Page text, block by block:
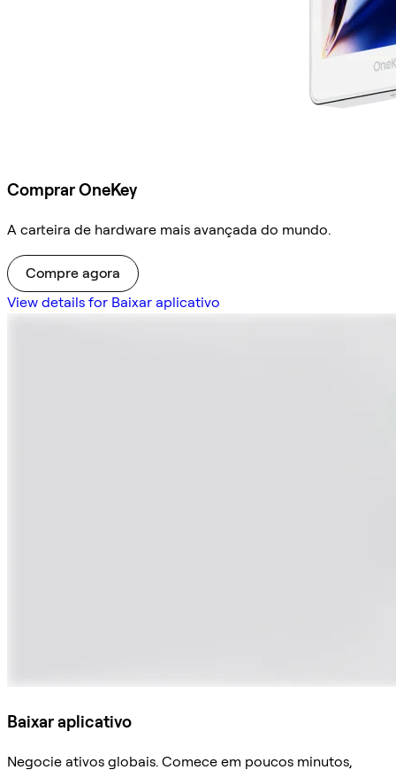
Comprar OneKey
A carteira de hardware mais avançada do mundo.
Compre agora
View details for Baixar aplicativo
Baixar aplicativo
Negocie ativos globais. Comece em poucos minutos,